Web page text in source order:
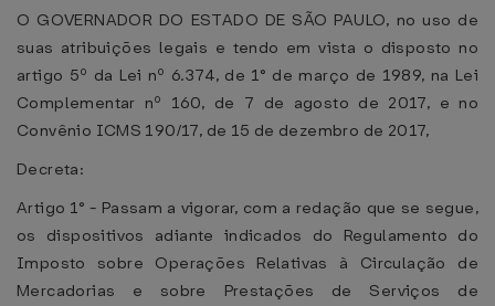
O GOVERNADOR DO ESTADO DE SÃO PAULO, no uso de
suas atribuições legais e tendo em vista o disposto no
artigo 5º da Lei nº 6.374, de 1° de março de 1989, na Lei
Complementar nº 160, de 7 de agosto de 2017, e no
Convênio ICMS 190/17, de 15 de dezembro de 2017,
Decreta:
Artigo 1° - Passam a vigorar, com a redação que se segue,
os dispositivos adiante indicados do Regulamento do
Imposto sobre Operações Relativas à Circulação de
Mercadorias e sobre Prestações de Serviços de